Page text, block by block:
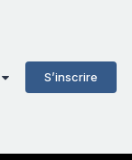
S’inscrire